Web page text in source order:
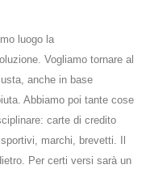
luogo la
Vogliamo tornare al
anche in base
Abbiamo poi tante cose
carte di credito
marchi, brevetti. Il
Per certi versi sarà un